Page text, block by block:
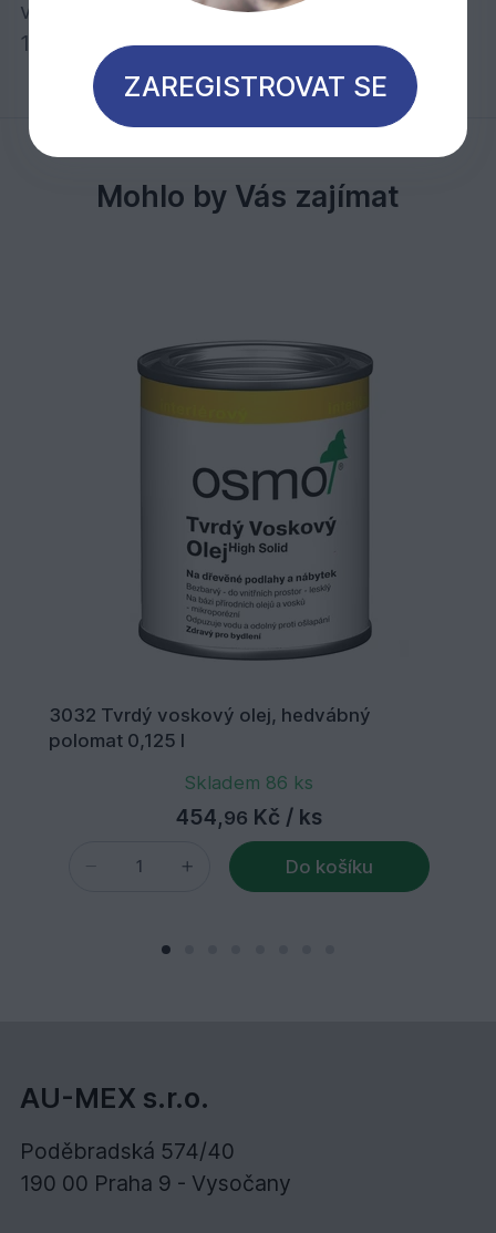
voskových olejů.
1 litr stačí při jednom nátěru na cca 30 m2
Mohlo by Vás zajímat
3032 Tvrdý voskový olej, hedvábný
polomat 0,125 l
Skladem 86 ks
454,96 Kč / ks
Do košíku
AU-MEX s.r.o.
Poděbradská 574/40
190 00 Praha 9 - Vysočany
ZAREGISTROVAT SE